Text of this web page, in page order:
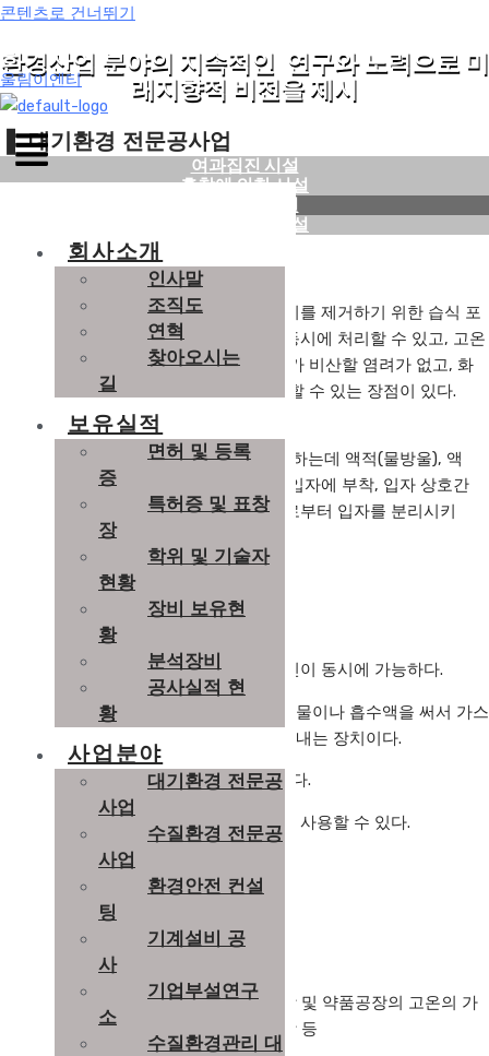
콘텐츠로 건너뛰기
울림이엔티
회사소개
인사말
조직도
연혁
찾아오시는
길
보유실적
면허 및 등록
증
특허증 및 표창
장
학위 및 기술자
현황
장비 보유현
황
분석장비
공사실적 현
황
사업분야
대기환경 전문공
사업
수질환경 전문공
사업
환경안전 컨설
팅
기계설비 공
사
기업부설연구
소
수질환경관리 대
환경산업 분야의 지속적인 연구와 노력으로 미
래지향적 비전을 제시
❚ 대기환경 전문공사업
여과집진 시설
흡착에 의한 시설
세정집진 시설
원심력 집진 시설
■ 개요
세정집진시설은 훈연, 미스트 및 부유먼지를 제거하기 위한 습식 포
지집장치로, 먼지입자와 가스상 물질을 동시에 처리할 수 있고, 고온
의 가스를 처리하는 것이 가능하며, 입자가 비산할 염려가 없고, 화
재 및 폭발의 가능성이 있는 입자를 처리할 수 있는 장점이 있다.
세정집진장치는 보통 습식집진장치라고 하는데 액적(물방울), 액
막, 기포등에 의해 함진가스를 세정하여 입자에 부착, 입자 상호간
의 응집을 촉진시켜 직접 가스의 흐름으로부터 입자를 분리시키
유해가스 뿐만 아니라 입자상 물질의 집진이 동시에 가능하다.
오염된 배기가스중에 포함된 유독가스를 물이나 흡수액을 써서 가스
를 흡수시켜 정화된 깨끗한공기만을 내보내는 장치이다.
배기가스의 온도에 관계없이 처리가능하다.
배기가스의 종류에 따라 다양한 흡수액을 사용할 수 있다.
분진이 함유된 가스도 처리 가능하다.
소각로, 악취제거, 도금공장, 용해로, 화학 및 약품공장의 고온의 가
스, 더스트(Dust) 제거용. 가축분뇨처리장 등